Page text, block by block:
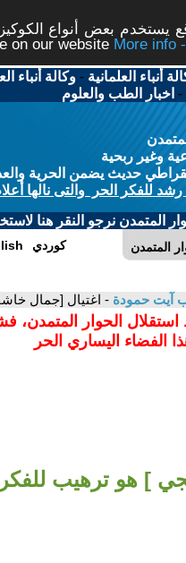
يستخدم بعض أنواع
on our website
أنباء العلمانية -وكالة أنباء
- اخبار الطب والعلوم
وغير ربحية
حديث يضمن الحرية
للفكر الحر والتى نالها
المتمدن نرجو النقر هنا
المتمدن كوردي
آيت حمودة - اغتيال [جمال
استقلال الحوار المتمدن،
الفضاء اليساري الحر
] هو ترهيب